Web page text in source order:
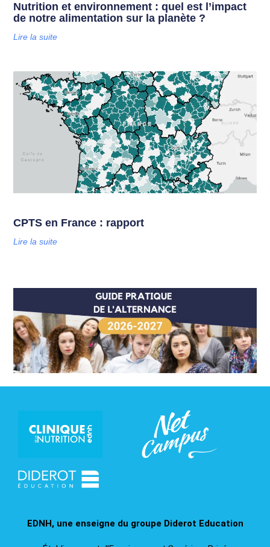
Nutrition et environnement : quel est l’impact
de notre alimentation sur la planète ?
Lire la suite
CPTS en France : rapport
Lire la suite
EDNH, une enseigne du groupe Diderot Education​